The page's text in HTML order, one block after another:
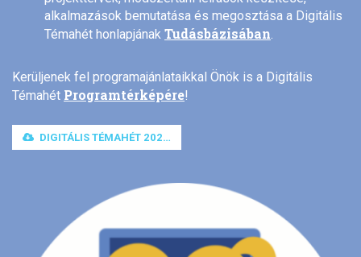
alkalmazások bemutatása és megosztása a Digitális
Témahét honlapjának Tudásbázisában.
Kerüljenek fel programajánlataikkal Önök is a Digitális
Témahét Programtérképére!
DIGITÁLIS TÉMAHÉT 2026 - PARTNER KITŰZŐK